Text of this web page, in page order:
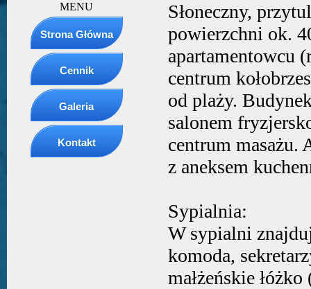
MENU
Strona Główna
Cennik
Galeria
Kontakt
Słoneczny,
powierzchni ok.
apartamentowcu
centrum
od plaży.
salonem
centrum masażu.
z aneksem
Sypialnia:
W sypialni
komoda,
małżeńskie